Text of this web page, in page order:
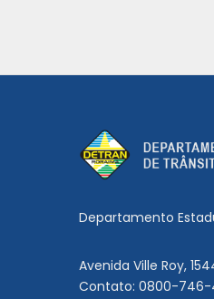
Departamento
Avenida Ville Roy,
Contato: 0800-746-